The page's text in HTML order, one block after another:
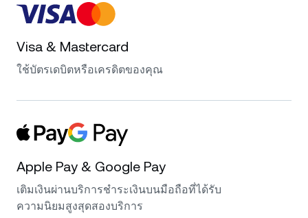
Visa & Mastercard
ใช้บัตรเดบิตหรือเครดิตของคุณ
Apple Pay & Google Pay
เติมเงินผ่านบริการชำระเงินบนมือถือที่ได้รับ
ความนิยมสูงสุดสองบริการ